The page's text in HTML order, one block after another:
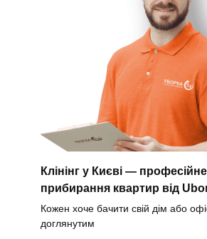
Клінінг у Києві — професійне
прибирання квартир від
Кожен хоче бачити свій дім або
доглянутим